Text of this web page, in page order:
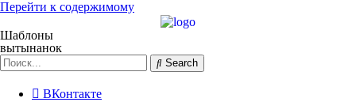
Перейти к содержимому
Шаблоны
вытынанок
Search
ВКонтакте